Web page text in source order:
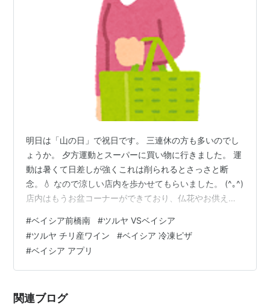
明日は「山の日」で祝日です。 三連休の方も多いのでし
ょうか。 夕方運動とスーパーに買い物に行きました。 運
動は暑くて日差しが強くこれは削られるとさっさと断
念。💧 なので涼しい店内を歩かせてもらいました。 (^｡^)
店内はもうお盆コーナーができており、仏花やお供え用
事や用事が入っていない限り早めに行こうと決めていま
す。 明日お墓参り予定なので仏花を本日購入しようと思
いました。 わが町はホームセンターとスーパーがつなが
っています。 同じ商品を扱うことも多く、仏花も足を使
て運動効果もあります。(^…
#ベイシア前橋南 #ツルヤ VSベイシア
#ツルヤ チリ産ワイン #ベイシア 冷凍ピザ
#ベイシア アプリ
関連ブログ